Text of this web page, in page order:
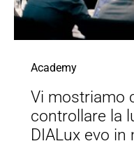
Academy
Vi mostriamo
controllare la
DIALux evo